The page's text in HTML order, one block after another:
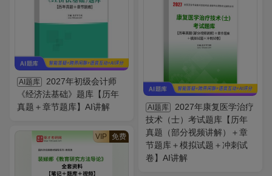
AI题库
2027年初级会计师
《经济法基础》题库【历年
真题＋章节题库】AI讲解
AI题库
2027年康复医学治疗
技术（士）考试题库【历年
真题（部分视频讲解）＋章
节题库＋模拟试题＋冲刺试
卷】AI讲解
VIP 免费